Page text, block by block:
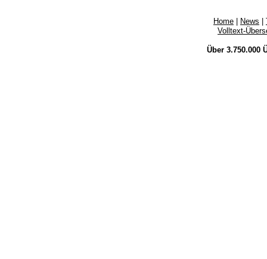
Home News
Volltext-
Über 3.750.000